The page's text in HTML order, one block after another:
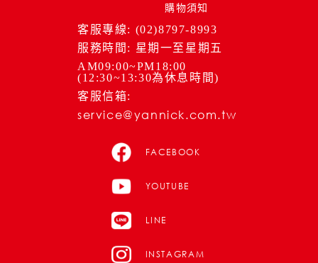
購物須知
客服專線: (02)8797-8993
服務時間: 星期一至星期五
AM09:00~PM18:00
(12:30~13:30為休息時間)
客服信箱:
service@yannick.com.tw
FACEBOOK
YOUTUBE
LINE
INSTAGRAM